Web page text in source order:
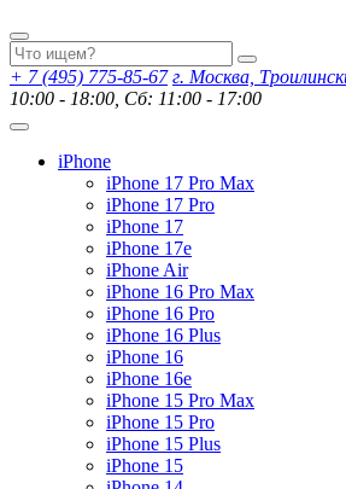
+ 7 (495) 775-85-67 г. Москва,
10:00 - 18:00, Сб: 11:00 - 17:00
iPhone
iPhone 17 Pro Max
iPhone 17 Pro
iPhone 17
iPhone 17e
iPhone Air
iPhone 16 Pro Max
iPhone 16 Pro
iPhone 16 Plus
iPhone 16
iPhone 16e
iPhone 15 Pro Max
iPhone 15 Pro
iPhone 15 Plus
iPhone 15